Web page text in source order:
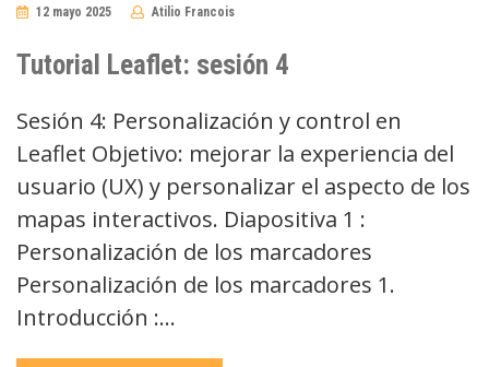
12 mayo 2025 Atilio Francois
Tutorial Leaflet: sesión 4
Sesión 4: Personalización y control en
Leaflet Objetivo: mejorar la experiencia del
usuario (UX) y personalizar el aspecto de los
mapas interactivos. Diapositiva 1 :
Personalización de los marcadores
Personalización de los marcadores 1.
Introducción :…